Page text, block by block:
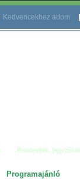
Kedvencekhez adom
Rendeletek,
Programajánló